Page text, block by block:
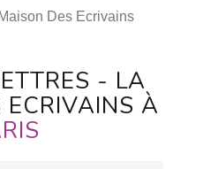
Des Ecrivains
- LA
À